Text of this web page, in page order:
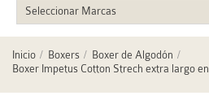
Seleccionar Marcas
Inicio Boxers
Boxer de Algodón
Boxer Impetus Cotton Strech extra largo